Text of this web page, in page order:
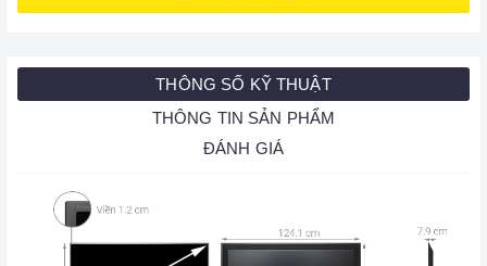
THÔNG SỐ KỸ THUẬT
THÔNG TIN SẢN PHẨM
ĐÁNH GIÁ